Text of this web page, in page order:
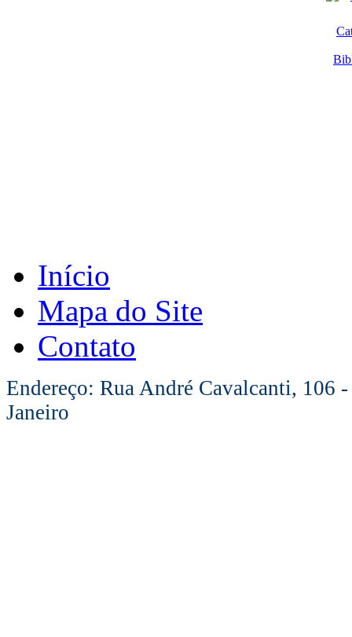
Início
Mapa do Site
Contato
Endereço: Rua André Cavalcanti, 106
Janeiro